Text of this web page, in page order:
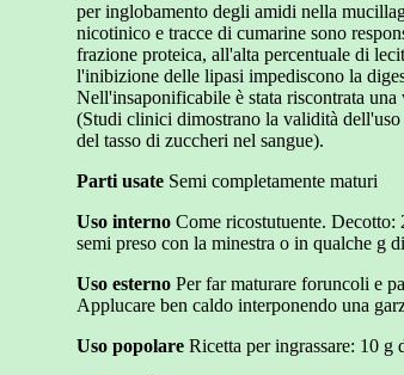
per inglobamento degli amidi nella
nicotinico e tracce di cumarine sono
frazione proteica, all'alta percentuale di
l'inibizione delle lipasi impediscono la
Nell'insaponificabile è stata riscontrata
(Studi clinici dimostrano la validità dell'uso
del tasso di zuccheri nel sangue).
Parti usate Semi completamente maturi
Uso interno Come ricostutuente.
semi preso con la minestra o in qualche g
Uso esterno Per far maturare foruncoli e
Applucare ben caldo interponendo una
Uso popolare Ricetta per ingrassare: 10